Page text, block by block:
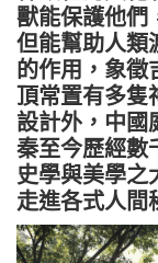
獸能保護他們
但能幫助人類
的作用，象
頂常置有多隻
設計外，中國
秦至今歷經數
史學與美學之
走進各式人間